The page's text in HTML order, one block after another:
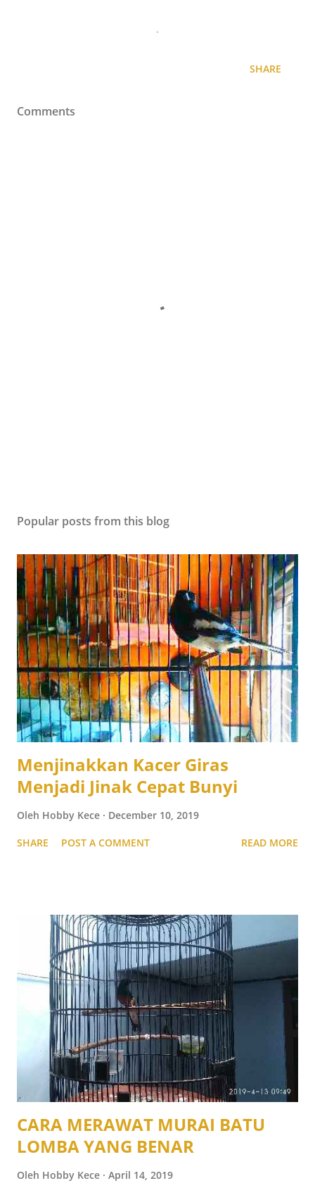
.
SHARE
Comments
Popular posts from this blog
Menjinakkan Kacer Giras
Menjadi Jinak Cepat Bunyi
Oleh Hobby Kece December 10, 2019
SHARE POST A COMMENT READ MORE
CARA MERAWAT MURAI BATU
LOMBA YANG BENAR
Oleh Hobby Kece April 14, 2019